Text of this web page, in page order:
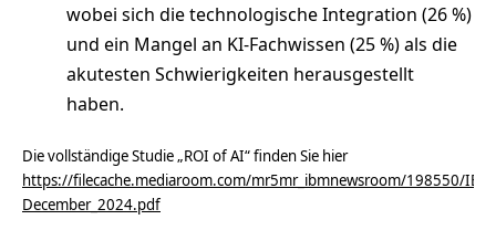
wobei sich die technologische Integration (26 %)
und ein Mangel an KI-Fachwissen (25 %) als die
akutesten Schwierigkeiten herausgestellt
haben.
Die vollständige Studie „ROI of AI“ finden Sie hier
https://filecache.mediaroom.com/mr5mr_ibmnewsroom/198550/
December_2024.pdf